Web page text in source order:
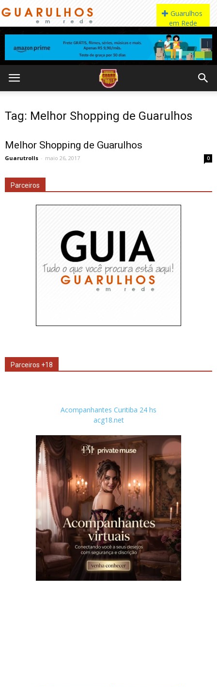
Tag: Melhor Shopping de Guarulhos
Melhor Shopping de Guarulhos
Guarutrolls - maio 26, 2017 0
Parceiros
Parceiros +18
Acompanhantes Curitiba 24 hs
acg18.net